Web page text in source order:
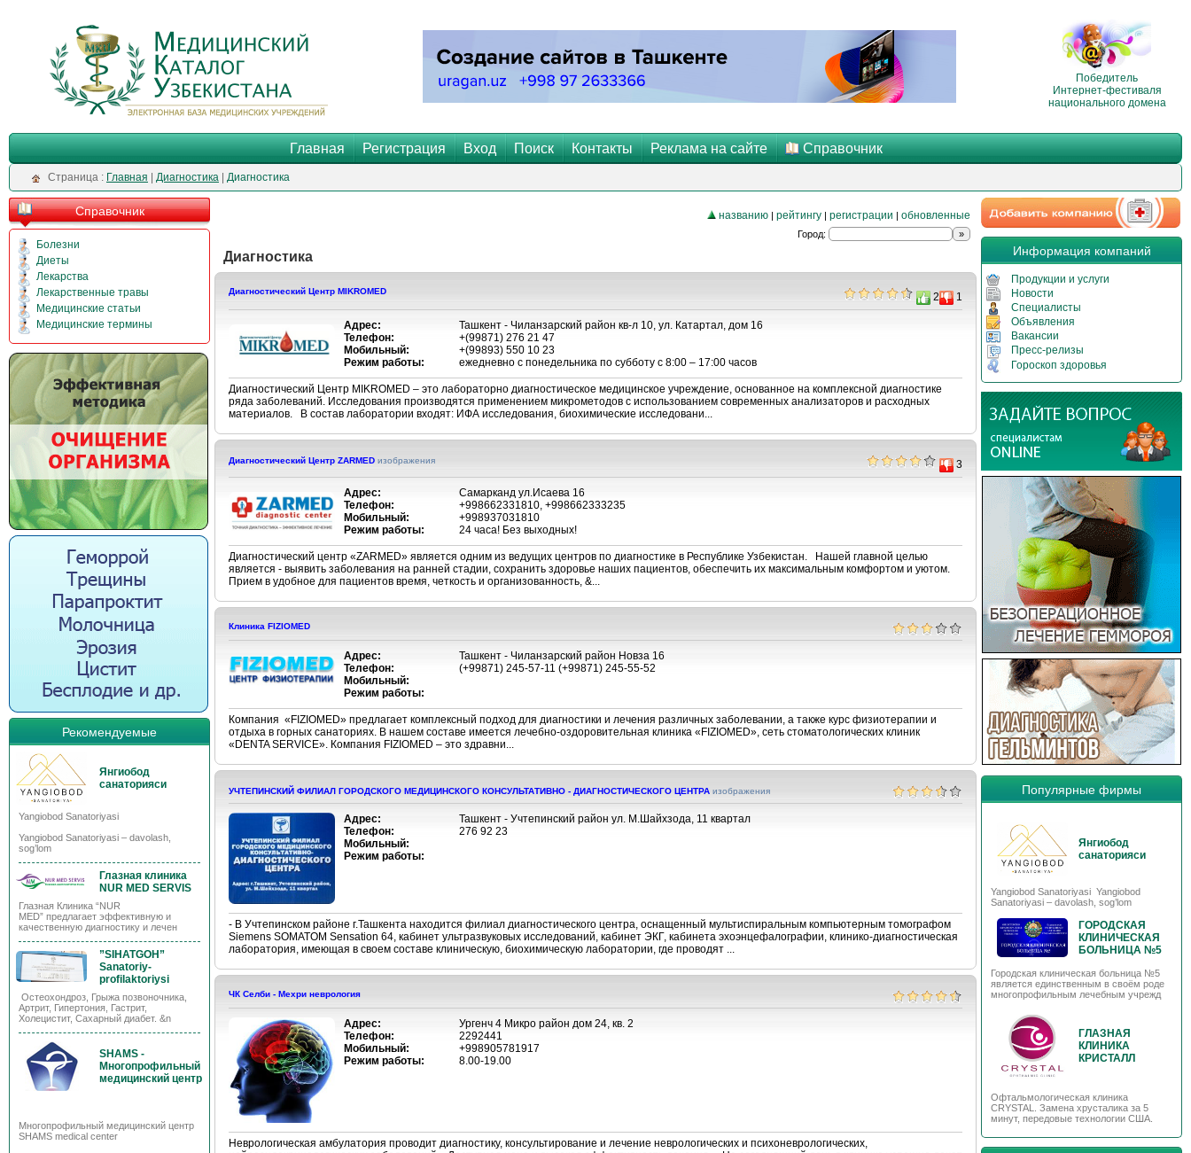
Победитель
Интернет-фестиваля
национального домена
Главная Регистрация Вход Поиск Контакты Реклама на сайте Справочник
Cтраница : Главная Диагностика Диагностика
Справочник
Болезни
Диеты
Лекарства
Лекарственные травы
Медицинские статьи
Медицинские термины
Рекомендуемые
Янгиобод
санаторияси
Yangiobod Sanatoriyasi
Yangiobod Sanatoriyasi – davolash,
sog’lom
Глазная клиника
NUR MED SERVIS
Глазная Клиника “NUR
MED” предлагает эффективную и
качественную диагностику и лечен
”SIHATGOH”
Sanatoriy-
profilaktoriysi
Остеохондроз, Грыжа позвоночника,
Артрит, Гипертония, Гастрит,
Холецистит, Сахарный диабет. &n
SHAMS -
Многопрофильный
медицинский центр
Многопрофильный медицинский центр
SHAMS medical center
названию | рейтингу | регистрации | обновленные
Город:
Диагностика
Диагностический Центр MIKROMED 2 1
Адрес:
Телефон:
Мобильный:
Режим работы:
Ташкент - Чиланзарский район кв-л 10, ул. Катартал, дом 16
+(99871) 276 21 47
+(99893) 550 10 23
ежедневно с понедельника по субботу с 8:00 – 17:00 часов
Диагностический Центр MIKROMED – это лабораторно диагностическое медицинское учреждение, основанное на комплексной диагностике
ряда заболеваний. Исследования производятся применением микрометодов с использованием современных анализаторов и расходных
материалов. В состав лаборатории входят: ИФА исследования, биохимические исследовани...
Диагностический Центр ZARMED изображения 3
Адрес:
Телефон:
Мобильный:
Режим работы:
Самарканд ул.Исаева 16
+998662331810, +998662333235
+998937031810
24 часа! Без выходных!
Диагностический центр «ZARMED» является одним из ведущих центров по диагностике в Республике Узбекистан. Нашей главной целью
является - выявить заболевания на ранней стадии, сохранить здоровье наших пациентов, обеспечить их максимальным комфортом и уютом.
Прием в удобное для пациентов время, четкость и организованность, &...
Клиника FIZIOMED
Адрес:
Телефон:
Мобильный:
Режим работы:
Ташкент - Чиланзарский район Новза 16
(+99871) 245-57-11 (+99871) 245-55-52
Компания «FIZIOMED» предлагает комплексный подход для диагностики и лечения различных заболевании, а также курс физиотерапии и
отдыха в горных санаториях. В нашем составе имеется лечебно-оздоровительная клиника «FIZIOMED», сеть стоматологических клиник
«DENTA SERVICE». Компания FIZIOMED – это здравни...
УЧТЕПИНСКИЙ ФИЛИАЛ ГОРОДСКОГО МЕДИЦИНСКОГО КОНСУЛЬТАТИВНО - ДИАГНОСТИЧЕСКОГО ЦЕНТРА изображения
Адрес:
Телефон:
Мобильный:
Режим работы:
Ташкент - Учтепинский район ул. М.Шайхзода, 11 квартал
276 92 23
- В Учтепинском районе г.Ташкента находится филиал диагностического центра, оснащенный мультиспиральным компьютерным томографом
Siemens SOMATOM Sensation 64, кабинет ультразвуковых исследований, кабинет ЭКГ, кабинета эхоэнцефалографии, клинико-диагностическая
лаборатория, имеющая в своем составе клиническую, биохимическую лаборатории, где проводят ...
ЧК Селби - Мехри неврология
Адрес:
Телефон:
Мобильный:
Режим работы:
Ургенч 4 Микро район дом 24, кв. 2
2292441
+998905781917
8.00-19.00
Неврологическая амбулатория проводит диагностику, консультирование и лечение неврологических и психоневрологических,
Информация компаний
Продукции и услуги
Новости
Специалисты
Объявления
Вакансии
Пресс-релизы
Гороскоп здоровья
Популярные фирмы
Янгиобод
санаторияси
Yangiobod Sanatoriyasi Yangiobod
Sanatoriyasi – davolash, sog’lom
ГОРОДСКАЯ
КЛИНИЧЕСКАЯ
БОЛЬНИЦА №5
Городская клиническая больница №5
является единственным в своём роде
многопрофильным лечебным учрежд
ГЛАЗНАЯ
КЛИНИКА
КРИСТАЛЛ
Офтальмологическая клиника
CRYSTAL. Замена хрусталика за 5
минут, передовые технологии США.